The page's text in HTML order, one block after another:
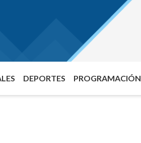
DEPORTES PROGRAMACIÓN